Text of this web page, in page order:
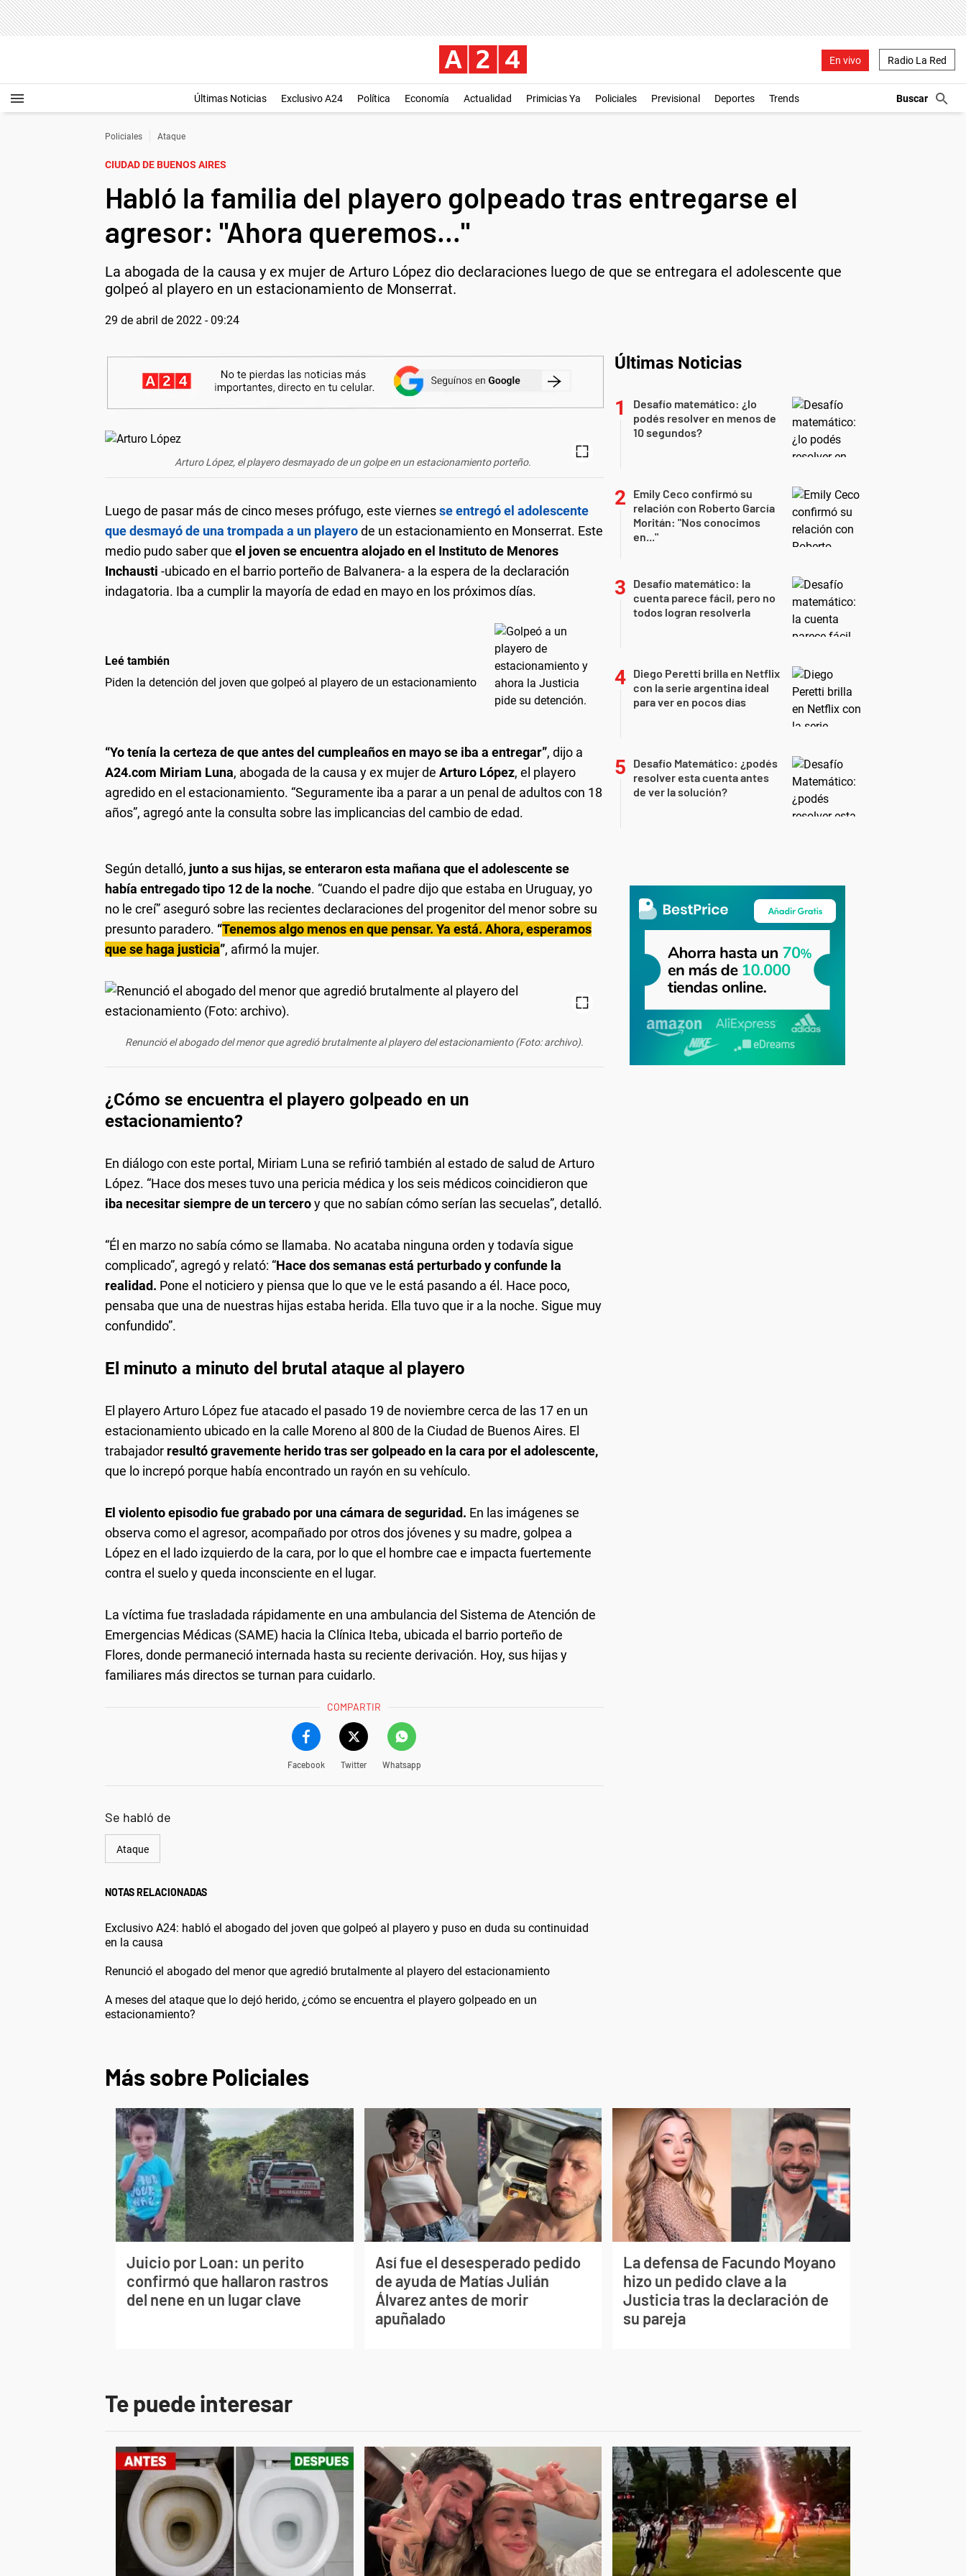
En vivo Radio La Red
Últimas Noticias Exclusivo A24 Política Economía Actualidad Primicias Ya Policiales Previsional Deportes Trends
Policiales Ataque
CIUDAD DE BUENOS AIRES
Habló la familia del playero golpeado tras entregarse el
agresor: "Ahora queremos..."
La abogada de la causa y ex mujer de Arturo López dio declaraciones luego de que se entregara el adolescente que
golpeó al playero en un estacionamiento de Monserrat.
29 de abril de 2022 - 09:24
Arturo López, el playero desmayado de un golpe en un estacionamiento porteño.
Luego de pasar más de cinco meses prófugo, este viernesse entregó el adolescente
que desmayó de una trompada a un playerode un estacionamiento en Monserrat. Este
medio pudo saber que el joven se encuentra alojado en el Instituto de Menores
Inchausti -ubicado en el barrio porteño de Balvanera- a la espera de la declaración
indagatoria. Iba a cumplir la mayoría de edad en mayo en los próximos días.
Leé también
Piden la detención del joven que golpeó al playero de un estacionamiento
“Yo tenía la certeza de que antes del cumpleaños en mayo se iba a entregar”, dijo a
A24.com Miriam Luna, abogada de la causa y ex mujer de Arturo López, el playero
agredido en el estacionamiento. “Seguramente iba a parar a un penal de adultos con 18
años”, agregó ante la consulta sobre las implicancias del cambio de edad.
Según detalló, junto a sus hijas, se enteraron esta mañana que el adolescente se
había entregado tipo 12 de la noche. “Cuando el padre dijo que estaba en Uruguay, yo
no le creí” aseguró sobre las recientes declaraciones del progenitor del menor sobre su
presunto paradero. “Tenemos algo menos en que pensar. Ya está. Ahora, esperamos
que se haga justicia”, afirmó la mujer.
Renunció el abogado del menor que agredió brutalmente al playero del estacionamiento (Foto: archivo).
¿Cómo se encuentra el playero golpeado en un
estacionamiento?
En diálogo con este portal, Miriam Luna se refirió también al estado de salud de Arturo
López. “Hace dos meses tuvo una pericia médica y los seis médicos coincidieron que
iba necesitar siempre de un terceroy que no sabían cómo serían las secuelas”, detalló.
“Él en marzo no sabía cómo se llamaba. No acataba ninguna orden y todavía sigue
complicado”, agregó y relató: “Hace dos semanas está perturbado y confunde la
realidad. Pone el noticiero y piensa que lo que ve le está pasando a él. Hace poco,
pensaba que una de nuestras hijas estaba herida. Ella tuvo que ir a la noche. Sigue muy
confundido”.
El minuto a minuto del brutal ataque al playero
El playero Arturo López fue atacado el pasado 19 de noviembre cerca de las 17 en un
estacionamiento ubicado en la calle Moreno al 800 de la Ciudad de Buenos Aires. El
trabajador resultó gravemente herido tras ser golpeado en la cara por el adolescente,
que lo increpó porque había encontrado un rayón en su vehículo.
El violento episodio fue grabado por una cámara de seguridad. En las imágenes se
observa como el agresor, acompañado por otros dos jóvenes y su madre, golpea a
López en el lado izquierdo de la cara, por lo que el hombre cae e impacta fuertemente
contra el suelo y queda inconsciente en el lugar.
La víctima fue trasladada rápidamente en una ambulancia del Sistema de Atención de
Emergencias Médicas (SAME) hacia la Clínica Iteba, ubicada el barrio porteño de
Flores, donde permaneció internada hasta su reciente derivación. Hoy, sus hijas y
familiares más directos se turnan para cuidarlo.
COMPARTIR
Facebook Twitter Whatsapp
Se habló de
Ataque
NOTAS RELACIONADAS
Exclusivo A24: habló el abogado del joven que golpeó al playero y puso en duda su continuidad
en la causa
Renunció el abogado del menor que agredió brutalmente al playero del estacionamiento
A meses del ataque que lo dejó herido, ¿cómo se encuentra el playero golpeado en un
estacionamiento?
Últimas Noticias
Desafío matemático: ¿lo
podés resolver en menos de
10 segundos?
Emily Ceco confirmó su
relación con Roberto García
Moritán: "Nos conocimos
en..."
Desafío matemático: la
cuenta parece fácil, pero no
todos logran resolverla
Diego Peretti brilla en Netflix
con la serie argentina ideal
para ver en pocos días
Desafío Matemático: ¿podés
resolver esta cuenta antes
de ver la solución?
Más sobre Policiales
Juicio por Loan: un perito
confirmó que hallaron rastros
del nene en un lugar clave
Así fue el desesperado pedido
de ayuda de Matías Julián
Álvarez antes de morir
apuñalado
La defensa de Facundo Moyano
hizo un pedido clave a la
Justicia tras la declaración de
su pareja
Te puede interesar